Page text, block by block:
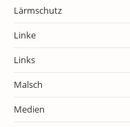
Lärmschutz
Linke
Links
Malsch
Medien